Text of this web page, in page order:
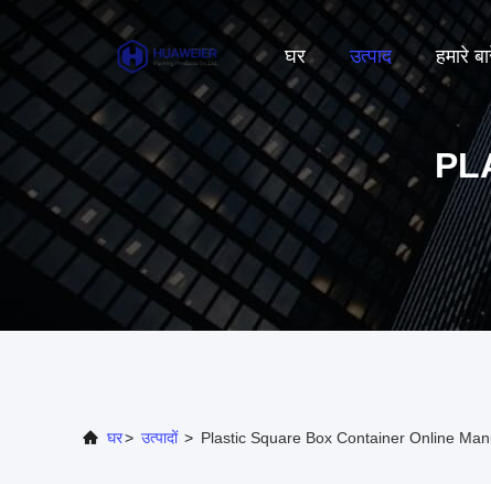
घर उत्पाद हमारे
घर> उत्पादों > Plastic Square Box Container Online